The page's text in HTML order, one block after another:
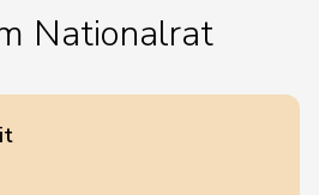
Nationalrat